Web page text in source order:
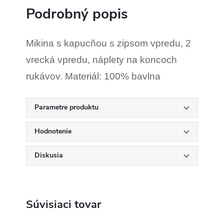
Podrobný popis
Mikina s kapucňou s zipsom vpredu, 2
vrecká vpredu, náplety na koncoch
rukávov. Materiál: 100% bavlna
Parametre produktu
Hodnotenie
Diskusia
Súvisiaci tovar